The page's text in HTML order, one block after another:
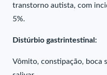
transtorno autista, com
5%.
Distúrbio gastrintestinal:
Vômito, constipação, boca